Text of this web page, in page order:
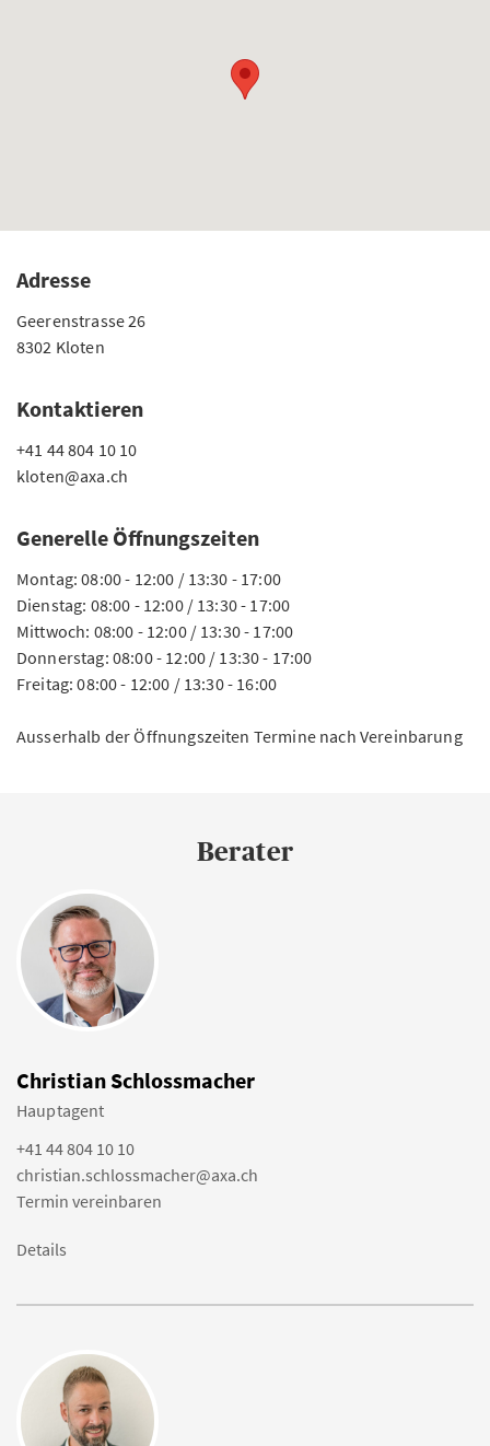
Adresse
Geerenstrasse 26
8302 Kloten
Kontaktieren
+41 44 804 10 10
kloten@axa.ch
Generelle Öffnungszeiten
Montag: 08:00 - 12:00 / 13:30 - 17:00
Dienstag: 08:00 - 12:00 / 13:30 - 17:00
Mittwoch: 08:00 - 12:00 / 13:30 - 17:00
Donnerstag: 08:00 - 12:00 / 13:30 - 17:00
Freitag: 08:00 - 12:00 / 13:30 - 16:00
Ausserhalb der Öffnungszeiten Termine nach Vereinbarung
Berater
Christian Schlossmacher
Hauptagent
+41 44 804 10 10
christian.schlossmacher@axa.ch
Termin vereinbaren
Details